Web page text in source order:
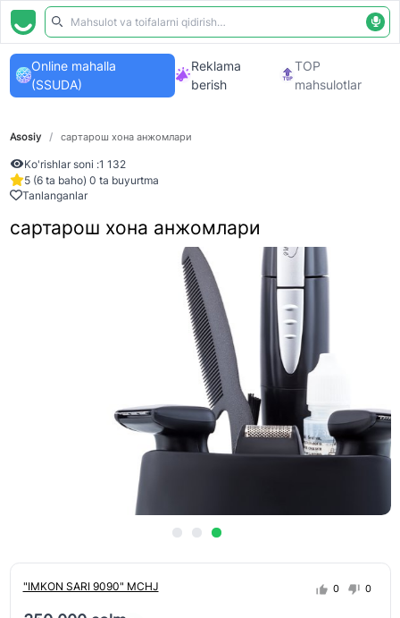
Online mahalla
(SSUDA)
Reklama
berish
TOP
mahsulotlar
Asosiy / сартарош хона анжомлари
Ko'rishlar soni :1 132
5 (6 ta baho) 0 ta buyurtma
Tanlanganlar
сартарош хона анжомлари
"IMKON SARI 9090" MCHJ 0 0